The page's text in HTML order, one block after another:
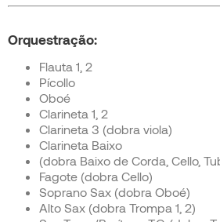
Orquestração:
Flauta 1, 2
Pícollo
Oboé
Clarineta 1, 2
Clarineta 3 (dobra viola)
Clarineta Baixo
(dobra Baixo de Corda, Cello,
Fagote (dobra Cello)
Soprano Sax (dobra Oboé)
Alto Sax (dobra Trompa 1, 2)